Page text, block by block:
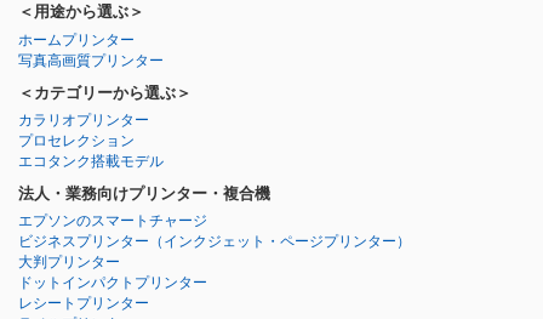
＜用途から選ぶ＞
ホームプリンター
写真高画質プリンター
＜カテゴリーから選ぶ＞
カラリオプリンター
プロセレクション
エコタンク搭載モデル
法人・業務向けプリンター・複合機
エプソンのスマートチャージ
ビジネスプリンター （インクジェット・ページプリンター）
大判プリンター
ドットインパクトプリンター
レシートプリンター